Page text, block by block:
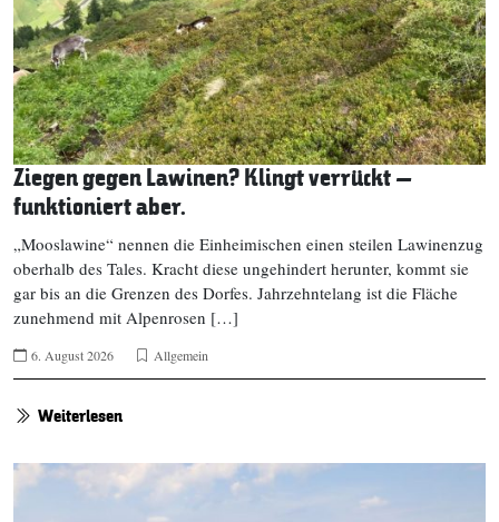
Ziegen gegen Lawinen? Klingt verrückt –
funktioniert aber.
„Mooslawine“ nennen die Einheimischen einen steilen Lawinenzug
oberhalb des Tales. Kracht diese ungehindert herunter, kommt sie
gar bis an die Grenzen des Dorfes. Jahrzehntelang ist die Fläche
zunehmend mit Alpenrosen […]
6. August 2026 Allgemein
Weiterlesen